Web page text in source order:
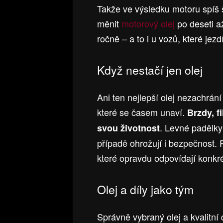
Takže ve výsledku motoru
měnit motorový olej po deseti
ročně – a to i u vozů, které
Když nestačí jen olej
Ani ten nejlepší olej
které se časem unaví. Brzdy,
svou životnost. Levné
případě ohrožují i
které opravdu odpovídají
Olej a díly jako tým
Správně vybraný olej a